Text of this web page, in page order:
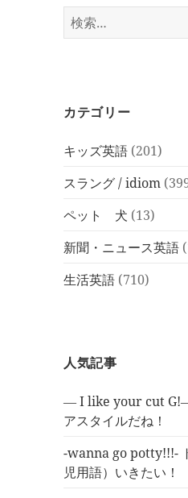
検
索:
カテゴリー
キッズ英語 (201)
スラング / idiom
ペット 犬 (13)
新聞・ニュース英語
生活英語 (710)
人気記事
― I like your cut
アスタイルだね！
-wanna go potty!!!-
児用語）いきたい！